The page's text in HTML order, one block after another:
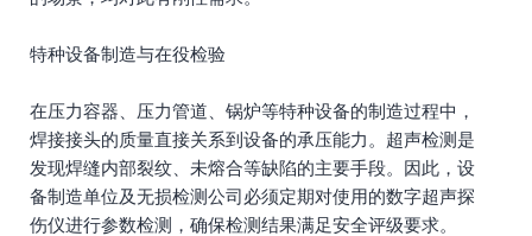
特种设备制造与在役检验
在压力容器、压力管道、锅炉等特种设备的制造过程中，
焊接接头的质量直接关系到设备的承压能力。超声检测是
发现焊缝内部裂纹、未熔合等缺陷的主要手段。因此，设
备制造单位及无损检测公司必须定期对使用的数字超声探
伤仪进行参数检测，确保检测结果满足安全评级要求。